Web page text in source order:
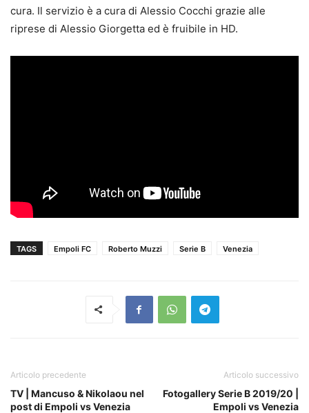
cura. Il servizio è a cura di Alessio Cocchi grazie alle
riprese di Alessio Giorgetta ed è fruibile in HD.
TAGS Empoli FC Roberto Muzzi Serie B Venezia
Articolo precedente
TV | Mancuso & Nikolaou nel
post di Empoli vs Venezia
Articolo successivo
Fotogallery Serie B 2019/20 |
Empoli vs Venezia